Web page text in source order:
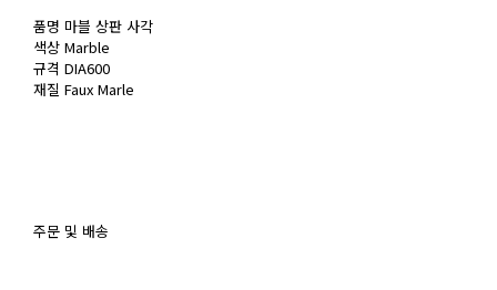
품명 마블 상판 사각
색상 Marble
규격 DIA600
재질 Faux Marle
주문 및 배송